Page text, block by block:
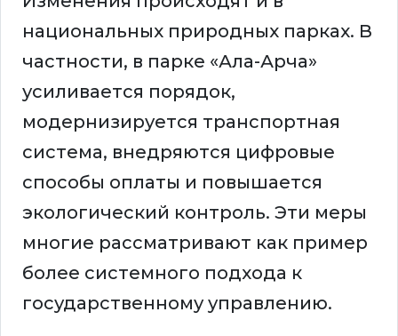
национальных природных парках. В
частности, в парке «Ала-Арча»
усиливается порядок,
модернизируется транспортная
система, внедряются цифровые
способы оплаты и повышается
экологический контроль. Эти меры
многие рассматривают как пример
более системного подхода к
государственному управлению.